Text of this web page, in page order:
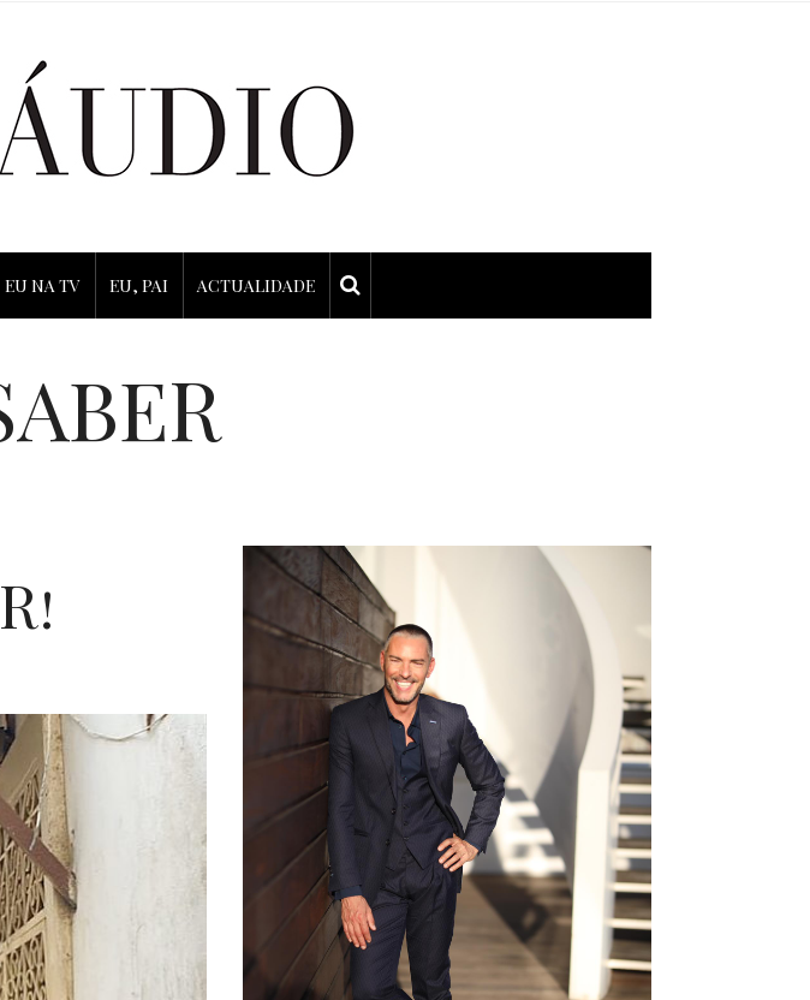
EU NA TV EU, PAI ACTUALIDADE